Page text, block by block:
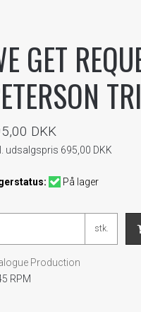
GET
DKK
udsalgspris 695,00 DKK
På lager
stk.
Production
RPM